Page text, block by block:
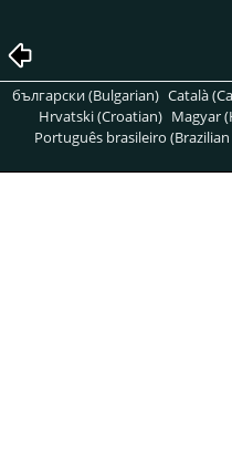
български (Bulgarian) Català
Hrvatski (Croatian) Magyar
Português brasileiro